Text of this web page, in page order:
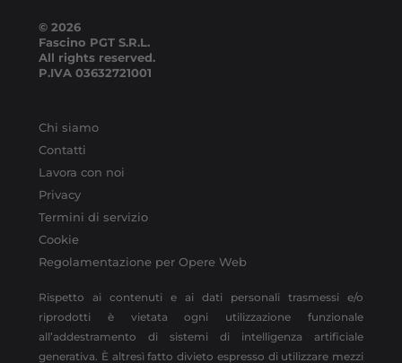
© 2026
Fascino PGT S.R.L.
All rights reserved.
P.IVA 03632721001
Chi siamo
Contatti
Lavora con noi
Privacy
Termini di servizio
Cookie
Regolamentazione per Opere Web
Rispetto ai contenuti e ai dati personali trasmessi e/o
riprodotti è vietata ogni utilizzazione funzionale
all’addestramento di sistemi di intelligenza artificiale
generativa. È altresì fatto divieto espresso di utilizzare mezzi